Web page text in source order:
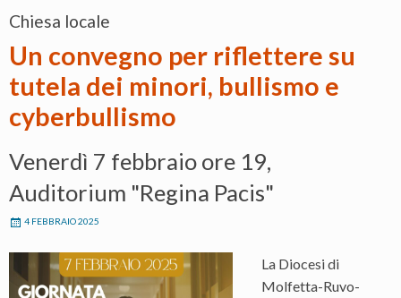
Chiesa locale
Un convegno per riflettere su
tutela dei minori, bullismo e
cyberbullismo
Venerdì 7 febbraio ore 19,
Auditorium "Regina Pacis"
4 FEBBRAIO 2025
La Diocesi di
Molfetta-Ruvo-